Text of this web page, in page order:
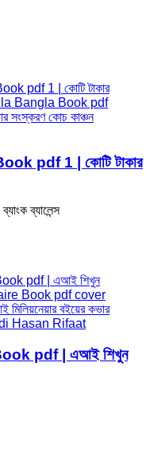
pdf 1 | কোটি টাকার
ব্যালেন্স
pdf | এআই শিখুন